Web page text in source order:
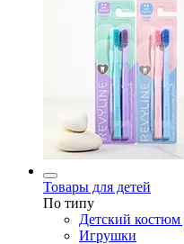
Товары для детей
По типу
Детский костюм
Игрушки